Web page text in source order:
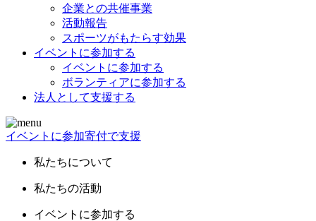
企業との共催事業
活動報告
スポーツがもたらす効果
イベントに参加する
イベントに参加する
ボランティアに参加する
法人として支援する
イベントに参加寄付で支援
私たちについて
私たちの活動
イベントに参加する